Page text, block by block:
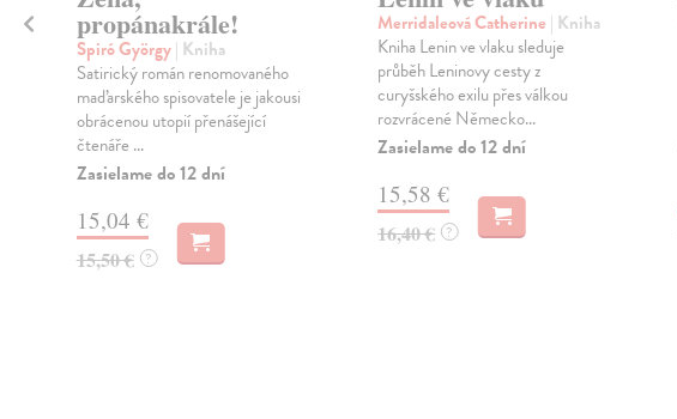
propánakrále!
Spiró György| Kniha
Satirický román renomovaného
maďarského spisovatele je jakousi
obrácenou utopií přenášející
čtenáře ...
Zasielame do 12 dní
15,04 €
15,50 € ?
Merridaleová Catherine | Kniha
Kniha Lenin ve vlaku sleduje
průběh Leninovy cesty z
curyšského exilu přes válkou
rozvrácené Německo...
Zasielame do 12 dní
15,58 €
16,40 € ?